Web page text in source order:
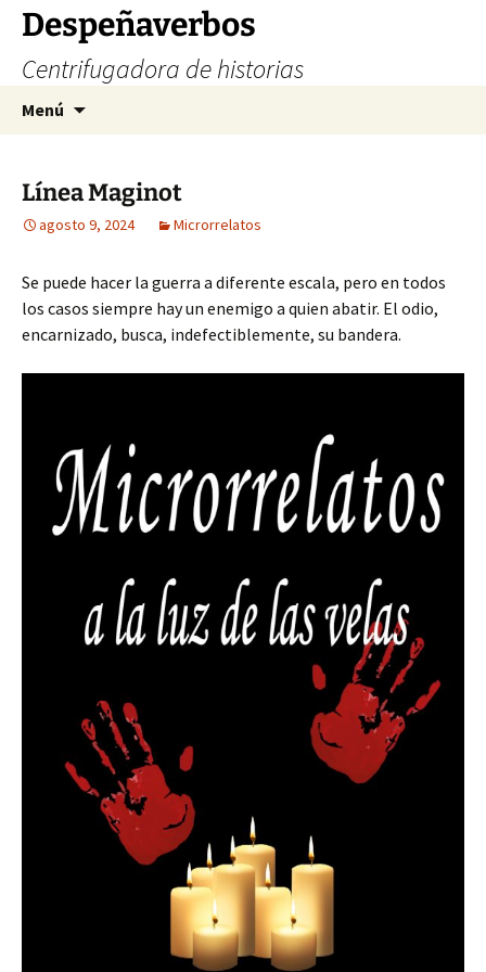
Saltar
contenido
Despeñaverbos
Centrifugadora de historias
Menú
Línea Maginot
agosto 9, 2024 Microrrelatos
Se puede hacer la guerra a diferente escala, pero en todos
los casos siempre hay un enemigo a quien abatir. El odio,
encarnizado, busca, indefectiblemente, su bandera.